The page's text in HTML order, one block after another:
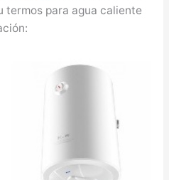
termos para agua caliente